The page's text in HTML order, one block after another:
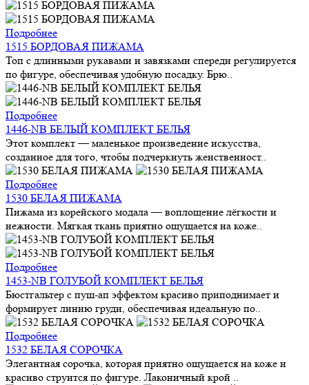
Подробнее
1515 БОРДОВАЯ ПИЖАМА
Топ с длинными рукавами и завязками спереди регулируется
по фигуре, обеспечивая удобную посадку. Брю..
Подробнее
1446-NB БЕЛЫЙ КОМПЛЕКТ БЕЛЬЯ
Этот комплект — маленькое произведение искусства,
созданное для того, чтобы подчеркнуть женственност..
Подробнее
1530 БЕЛАЯ ПИЖАМА
Пижама из корейского модала — воплощение лёгкости и
нежности. Мягкая ткань приятно ощущается на коже..
Подробнее
1453-NB ГОЛУБОЙ КОМПЛЕКТ БЕЛЬЯ
Бюстгальтер с пуш-ап эффектом красиво приподнимает и
формирует линию груди, обеспечивая идеальную по..
Подробнее
1532 БЕЛАЯ СОРОЧКА
Элегантная сорочка, которая приятно ощущается на коже и
красиво струится по фигуре. Лаконичный крой ..